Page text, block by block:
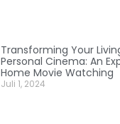
Transforming Your
Personal Cinema: An
Home Movie Watching
Juli 1, 2024